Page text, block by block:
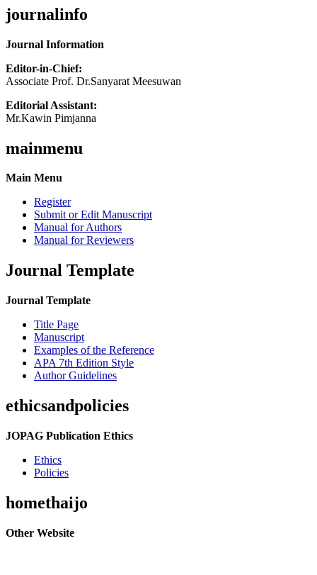
journalinfo
Journal Information
Editor-in-Chief:
Associate Prof. Dr.Sanyarat Meesuwan
Editorial Assistant:
Mr.Kawin Pimjanna
mainmenu
Main Menu
Register
Submit or Edit Manuscript
Manual for Authors
Manual for Reviewers
Journal Template
Journal Template
Title Page
Manuscript
Examples of the Reference
APA 7th Edition Style
Author Guidelines
ethicsandpolicies
JOPAG Publication Ethics
Ethics
Policies
homethaijo
Other Website